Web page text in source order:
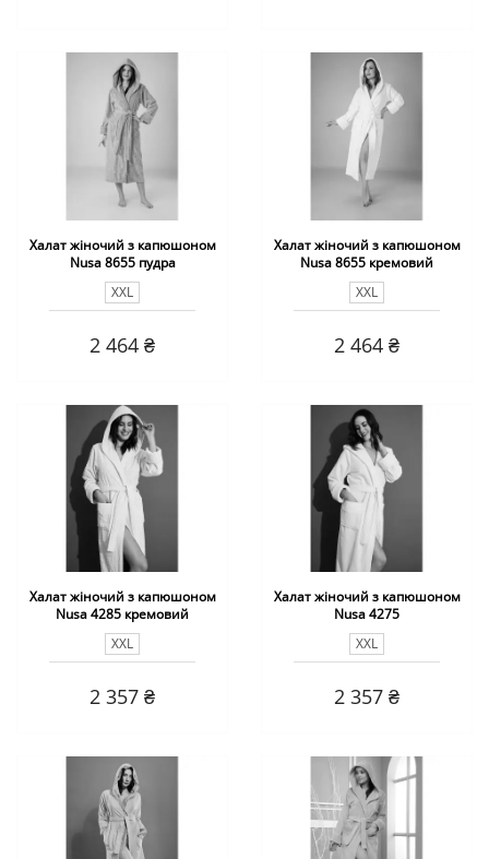
Халат жіночий з капюшоном
Nusa 8655 пудра
XXL
2 464 ₴
Халат жіночий з капюшоном
Nusa 8655 кремовий
XXL
2 464 ₴
Халат жіночий з капюшоном
Nusa 4285 кремовий
XXL
2 357 ₴
Халат жіночий з капюшоном
Nusa 4275
XXL
2 357 ₴